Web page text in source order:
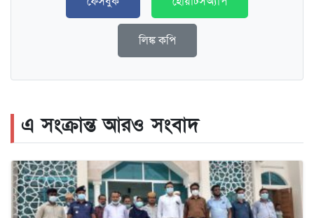
লিঙ্ক কপি
এ সংক্রান্ত আরও সংবাদ